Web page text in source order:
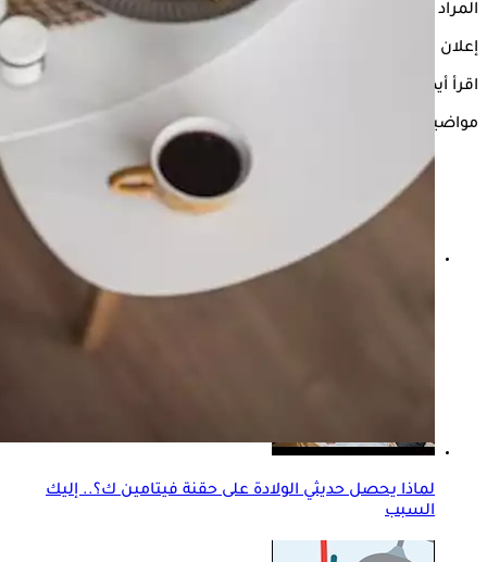
المراد علاجه، حسبما ذكرت الممرضة الممارسة، لوري بول.
إعلان
اقرأ أيضًا:
مواضيع ذات صلة
ماذا يحدث لصحة الأمعاء بعد تناول المضادات الحيوية؟..
لماذا يحصل حديثي الولادة على حقنة فيتامين ك؟.. إليك
السبب